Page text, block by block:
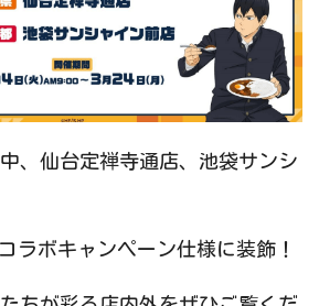
、仙台定禅寺通店、池袋サンシ
ラボキャンペーン仕様に装飾！